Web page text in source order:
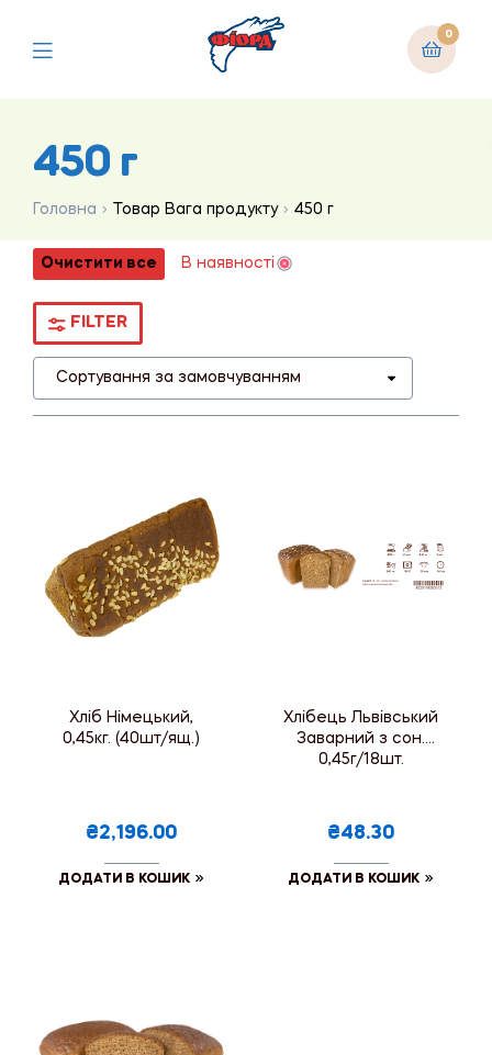
0
450 г
Головна Товар Вага продукту 450 г
Очистити все В наявності
FILTER
Хліб Німецький,
0,45кг. (40шт/ящ.)
₴2,196.00
ДОДАТИ В КОШИК
Хлібець Львівський
Заварний з сон.
0,45г/18шт.
₴48.30
ДОДАТИ В КОШИК